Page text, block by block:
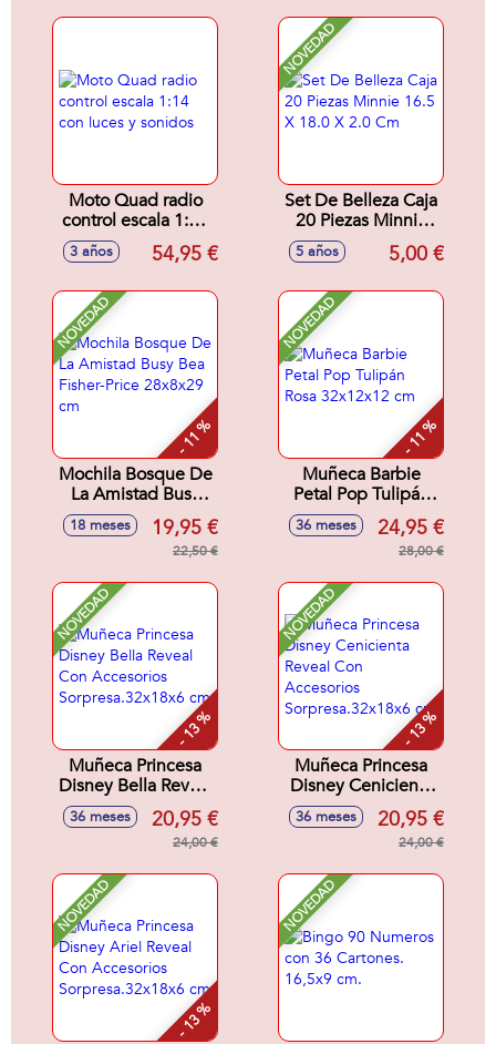
Moto Quad radio
control escala 1:14
con luces y sonidos
3 años 54,95 €
NOVEDAD
Set De Belleza Caja
20 Piezas Minnie
16.5 X 18.0 X 2.0
5 años 5,00 €
NOVEDAD
- 11 %
Mochila Bosque De
La Amistad Busy
Bea Fisher-Price
28x8x29 cm
18 meses 19,95 €
22,50 €
NOVEDAD
- 11 %
Muñeca Barbie
Petal Pop Tulipán
Rosa 32x12x12 cm
36 meses 24,95 €
28,00 €
NOVEDAD
- 13 %
Muñeca Princesa
Disney Bella Reveal
Con Accesorios
Sorpresa.32x18x6
36 meses 20,95 €
24,00 €
NOVEDAD
- 13 %
Muñeca Princesa
Disney Cenicienta
Reveal Con
Accesorios
Sorpresa.32x18x6
36 meses 20,95 €
24,00 €
NOVEDAD
- 13 %
NOVEDAD